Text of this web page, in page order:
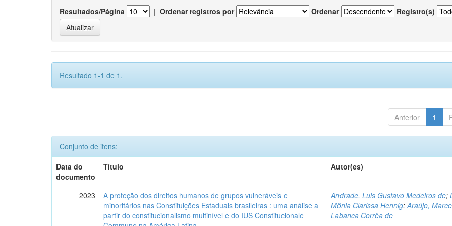
Resultados/Página | Ordenar registros por Ordenar Registro(s)
Resultado 1-1 de 1.
Anterior 1
Conjunto de itens:
Data do
documento
Título Autor(es)
2023
A proteção dos direitos humanos de grupos vulneráveis e
minoritários nas Constituições Estaduais brasileiras : uma análise a
partir do constitucionalismo multinível e do IUS Constitucionale
Andrade, Luis Gustavo Medeiros de;
Mônia Clarissa Hennig;Araújo,
Labanca Corrêa de